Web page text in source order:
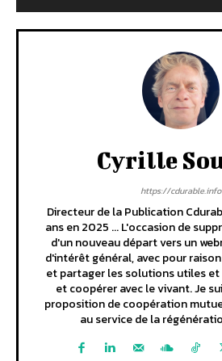
Cyrille
https://cdurable.info
Directeur de la Publication
ans en 2025 ... L'occasion de
d'un nouveau départ vers un
d'intérêt général, avec pour
et partager les solutions utiles et
et coopérer avec le vivant. Je
proposition de coopération
au service de la